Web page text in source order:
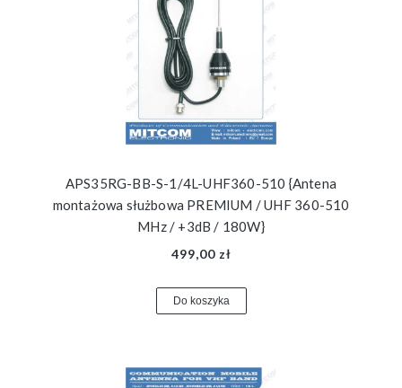
APS35RG-BB-S-1/4L-UHF360-510 {Antena
montażowa służbowa PREMIUM / UHF 360-510
MHz / +3dB / 180W}
499,00 zł
Do koszyka